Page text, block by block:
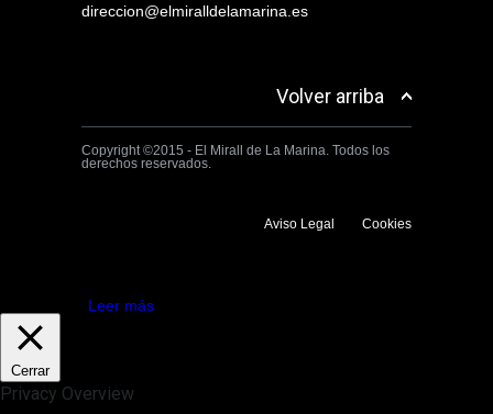
direccion@elmiralldelamarina.es
Volver arriba
Copyright ©2015 - El Mirall de La Marina. Todos los
derechos reservados.
Aviso Legal Cookies
Leer más
Cerrar
Privacy Overview